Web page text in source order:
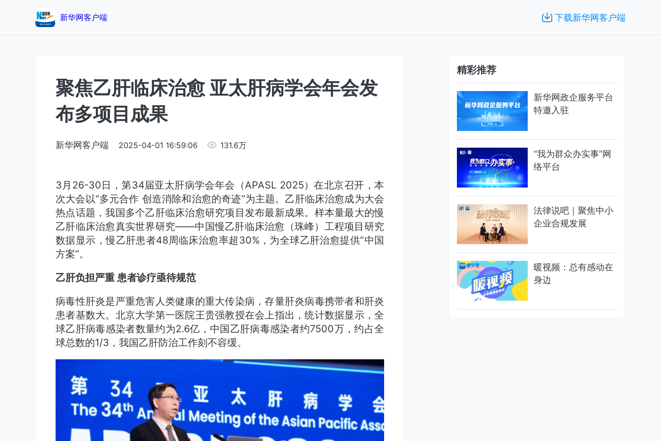
新华网客户端 下载新华网客户端
聚焦乙肝临床治愈 亚太肝病学会年会发
布多项目成果
新华网客户端 2025-04-01 16:59:06 131.6万
3月26-30日，第34届亚太肝病学会年会（APASL 2025）在北京召开，本
次大会以“多元合作 创造消除和治愈的奇迹”为主题。乙肝临床治愈成为大会
热点话题，我国多个乙肝临床治愈研究项目发布最新成果。样本量最大的慢
乙肝临床治愈真实世界研究——中国慢乙肝临床治愈（珠峰）工程项目研究
数据显示，慢乙肝患者48周临床治愈率超30%，为全球乙肝治愈提供“中国
方案”。
乙肝负担严重 患者诊疗亟待规范
病毒性肝炎是严重危害人类健康的重大传染病，存量肝炎病毒携带者和肝炎
患者基数大。北京大学第一医院王贵强教授在会上指出，统计数据显示，全
球乙肝病毒感染者数量约为2.6亿，中国乙肝病毒感染者约7500万，约占全
球总数的1/3，我国乙肝防治工作刻不容缓。
精彩推荐
新华网政企服务平台
特邀入驻
“我为群众办实事”网
络平台
法律说吧｜聚焦中小
企业合规发展
暖视频：总有感动在
身边